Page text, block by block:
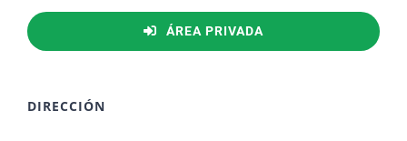
ÁREA PRIVADA
DIRECCIÓN